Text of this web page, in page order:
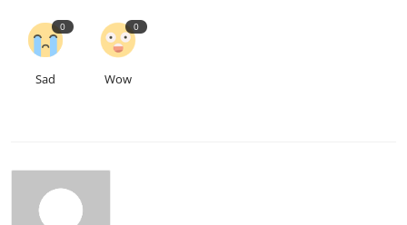
0
Sad
0
Wow